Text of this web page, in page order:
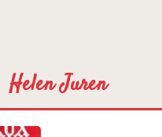
Helen Juren